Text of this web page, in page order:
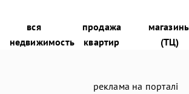
вся
недвижимость
продажа
квартир
(ТЦ)
реклама на порталі